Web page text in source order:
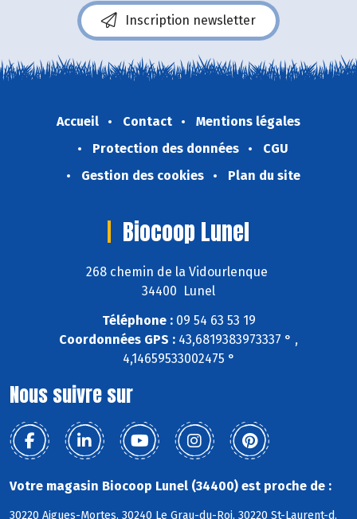
Inscription newsletter
Accueil Contact
Mentions légales
Protection des données
CGU
Gestion des cookies
Plan du site
Biocoop Lunel
268 chemin de la Vidourlenque
34400 Lunel
Téléphone :09 54 63 53 19
Coordonnées GPS : 43,6819383973337 ° ,
4,14659533002475 °
Nous suivre sur
Votre magasin Biocoop Lunel (34400) est proche de :
30220 Aigues-Mortes, 30240 Le Grau-du-Roi, 30220 St-Laurent-d,